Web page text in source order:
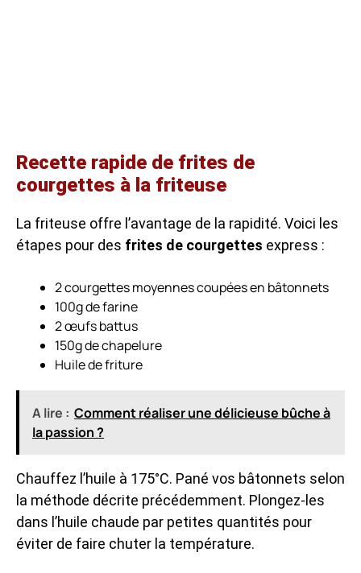
Recette rapide de frites de
courgettes à la friteuse
La friteuse offre l’avantage de la rapidité. Voici les
étapes pour des frites de courgettes express :
2 courgettes moyennes coupées en bâtonnets
100g de farine
2 œufs battus
150g de chapelure
Huile de friture
A lire : Comment réaliser une délicieuse bûche à
la passion ?
Chauffez l’huile à 175°C. Pané vos bâtonnets selon
la méthode décrite précédemment. Plongez-les
dans l’huile chaude par petites quantités pour
éviter de faire chuter la température.